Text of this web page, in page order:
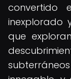
convertido
inexplorado
que